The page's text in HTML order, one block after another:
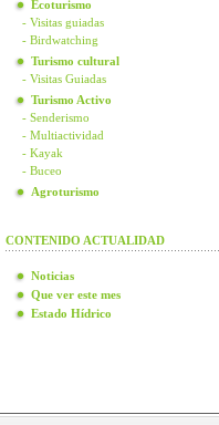
Ecoturismo
- Visitas guiadas
- Birdwatching
Turismo cultural
- Visitas Guiadas
Turismo Activo
- Senderismo
- Multiactividad
- Kayak
- Buceo
Agroturismo
CONTENIDO ACTUALIDAD
Noticias
Que ver este mes
Estado Hídrico